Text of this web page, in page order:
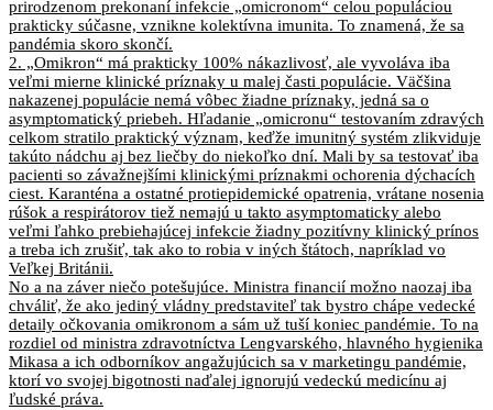
prirodzenom prekonaní infekcie „omicronom“ celou populáciou
prakticky súčasne, vznikne kolektívna imunita. To znamená, že sa
pandémia skoro skončí.
2. „Omikron“ má prakticky 100% nákazlivosť, ale vyvoláva iba
veľmi mierne klinické príznaky u malej časti populácie. Väčšina
nakazenej populácie nemá vôbec žiadne príznaky, jedná sa o
asymptomatický priebeh. Hľadanie „omicronu“ testovaním zdravých
celkom stratilo praktický význam, keďže imunitný systém zlikviduje
takúto nádchu aj bez liečby do niekoľko dní. Mali by sa testovať iba
pacienti so závažnejšími klinickými príznakmi ochorenia dýchacích
ciest. Karanténa a ostatné protiepidemické opatrenia, vrátane nosenia
rúšok a respirátorov tiež nemajú u takto asymptomaticky alebo
veľmi ľahko prebiehajúcej infekcie žiadny pozitívny klinický prínos
a treba ich zrušiť, tak ako to robia v iných štátoch, napríklad vo
Veľkej Británii.
No a na záver niečo potešujúce. Ministra financií možno naozaj iba
chváliť, že ako jediný vládny predstaviteľ tak bystro chápe vedecké
detaily očkovania omikronom a sám už tuší koniec pandémie. To na
rozdiel od ministra zdravotníctva Lengvarského, hlavného hygienika
Mikasa a ich odborníkov angažujúcich sa v marketingu pandémie,
ktorí vo svojej bigotnosti naďalej ignorujú vedeckú medicínu aj
ľudské práva.